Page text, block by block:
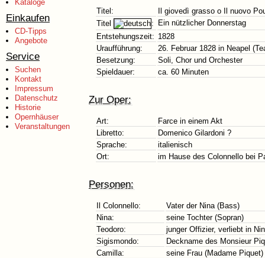
Kataloge
Einkaufen
CD-Tipps
Angebote
Service
Suchen
Kontakt
Impressum
Datenschutz
Historie
Opernhäuser
Veranstaltungen
Titel:
Il giovedì grasso o Il nuovo
Titel
:
Ein nützlicher Donnerstag
Entstehungszeit: 1828
Uraufführung:
26. Februar 1828 in Neapel
Besetzung:
Soli, Chor und Orchester
Spieldauer:
ca. 60 Minuten
Zur Oper:
Art:
Farce in einem Akt
Libretto:
Domenico Gilardoni ?
Sprache:
italienisch
Ort:
im Hause des Colonnello bei
Personen:
Il Colonnello:
Vater der Nina (Bass)
Nina:
seine Tochter (Sopran)
Teodoro:
junger Offizier, verliebt in
Sigismondo:
Deckname des Monsieur
Camilla:
seine Frau (Madame